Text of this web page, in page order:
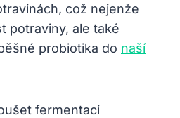
což nejenže
potraviny, ale také
probiotika do naší
fermentaci